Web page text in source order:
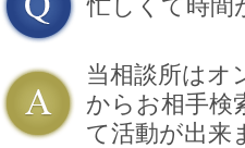
忙しくて時間
当相談所はオ
からお相手検
て活動が出来